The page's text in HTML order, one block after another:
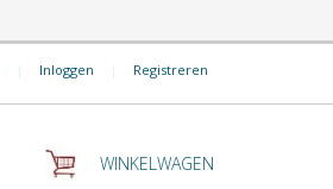
| Inloggen | Registreren
WINKELWAGEN